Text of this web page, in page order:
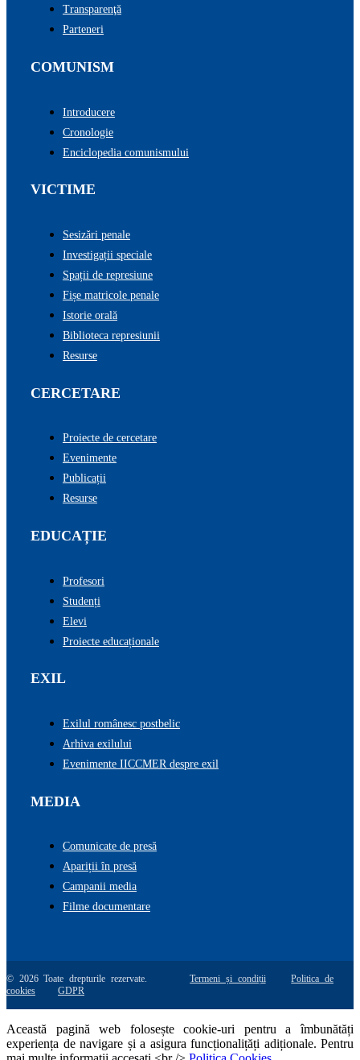
Transparenţă
Parteneri
COMUNISM
Introducere
Cronologie
Enciclopedia comunismului
VICTIME
Sesizări penale
Investigații speciale
Spații de represiune
Fișe matricole penale
Istorie orală
Biblioteca represiunii
Resurse
CERCETARE
Proiecte de cercetare
Evenimente
Publicații
Resurse
EDUCAȚIE
Profesori
Studenți
Elevi
Proiecte educaționale
EXIL
Exilul românesc postbelic
Arhiva exilului
Evenimente IICCMER despre exil
MEDIA
Comunicate de presă
Apariții în presă
Campanii media
Filme documentare
© 2026 Toate drepturile rezervate.Termeni și condiții
Politica de
cookies
GDPR
Această pagină web folosește cookie-uri pentru a îmbunătăți
experiența de navigare și a asigura funcționalițăți adiționale. Pentru